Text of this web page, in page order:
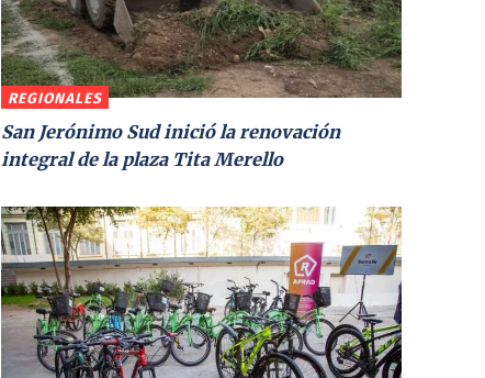
REGIONALES
San Jerónimo Sud inició la renovación
integral de la plaza Tita Merello